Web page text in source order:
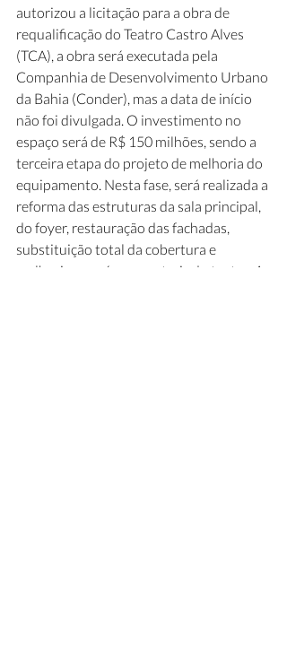
autorizou a licitação para a obra de
requalificação do Teatro Castro Alves
(TCA), a obra será executada pela
Companhia de Desenvolvimento Urbano
da Bahia (Conder), mas a data de início
não foi divulgada. O investimento no
espaço será de R$ 150 milhões, sendo a
terceira etapa do projeto de melhoria do
equipamento. Nesta fase, será realizada a
reforma das estruturas da sala principal,
do foyer, restauração das fachadas,
substituição total da cobertura e
melhorias nas áreas centrais do teatro. A